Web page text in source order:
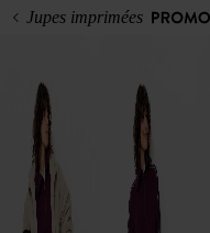
Jupes imprimées